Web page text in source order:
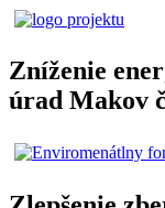
Zníženie
úrad Makov